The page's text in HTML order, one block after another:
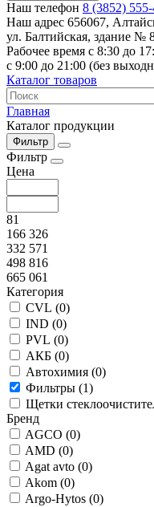
Наш телефон 8 (3852)
Наш адрес 656067,
ул. Балтийская, здание №
Рабочее время с 8:30 до
с 9:00 до 21:00 (без
Каталог товаров
Главная
Каталог продукции
Фильтр
Фильтр
Цена
81
166 326
332 571
498 816
665 061
Категория
CVL (0)
IND (0)
PVL (0)
АКБ (0)
Автохимия (0)
Фильтры (1)
Щетки
Бренд
AGCO (0)
AMD (0)
Agat avto (0)
Akom (0)
Argo-Hytos (0)